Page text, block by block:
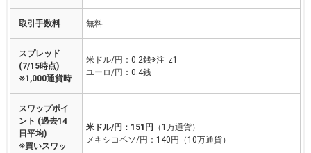
取引手数料 無料
スプレッド
(7/15時点)
※1,000通貨時
米ドル/円：0.2銭※注_z1
ユーロ/円：0.4銭
スワップポイ
ント (過去14
日平均)
※買いスワッ
米ドル/円：151円
（1万通貨）
メキシコペソ/円：140円（10万通貨）